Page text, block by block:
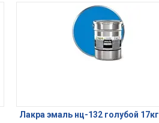
Лакра эмаль нц-132 голубой 17кг